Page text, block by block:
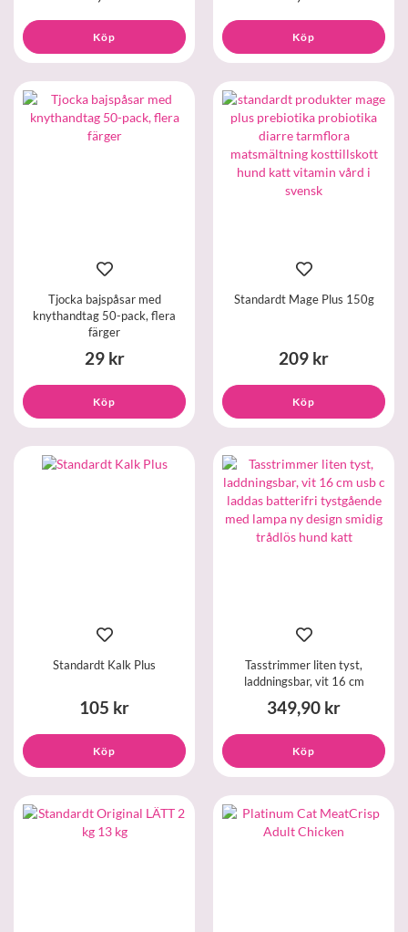
Köp Köp
Tjocka bajspåsar med
knythandtag 50-pack, flera
färger
29 kr
Köp
Standardt Mage Plus 150g
209 kr
Köp
Standardt Kalk Plus
105 kr
Köp
Tasstrimmer liten tyst,
laddningsbar, vit 16 cm
349,90 kr
Köp